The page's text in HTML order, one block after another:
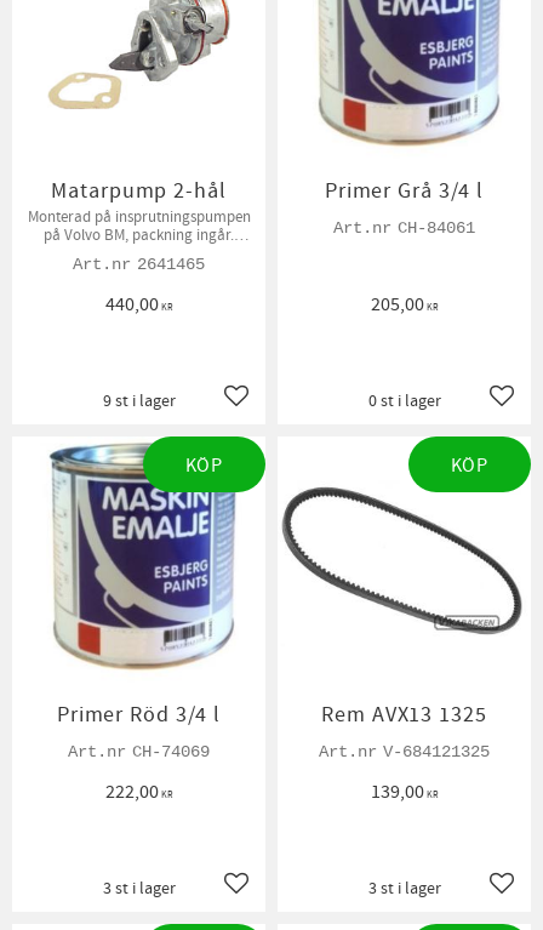
Matarpump 2-hål
Monterad på insprutningspumpen
på Volvo BM, packning ingår.
2641465
440,00KR
Lägg till i favoriter
9 st i lager
Primer Grå 3/4 l
CH-84061
205,00KR
0 st i lager
Primer Röd 3/4 l
CH-74069
222,00KR
Lägg till i favoriter
3 st i lager
KÖP
Rem AVX13 1325
V-684121325
139,00KR
3 st i lager
KÖP